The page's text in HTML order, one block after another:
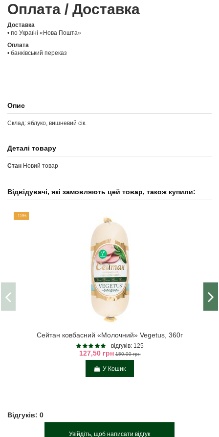
Оплата / Доставка
Доставка
• по Україні «Нова Пошта»
Оплата
• банківський переказ
Опис
Склад: яблуко, вишневий сік.
Деталі товару
Стан Новий товар
Відвідувачі, які замовляють цей товар, також купили:
-15%
Сейтан ковбасний «Молочний» Vegetus, 360г
відгуків: 125
127,50 грн 150,00 грн
У Кошик
Відгуків: 0
Увійдіть, щоб написати відгук